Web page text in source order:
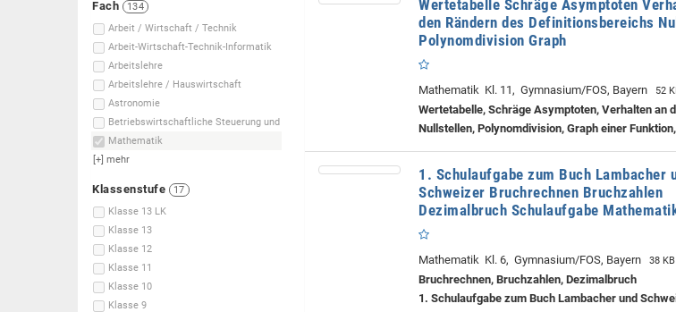
Fach
134
Arbeit / Wirtschaft / Technik
Arbeit-Wirtschaft-Technik-Informatik
Arbeitslehre
Arbeitslehre / Hauswirtschaft
Astronomie
Betriebswirtschaftliche Steuerung und
Mathematik
[+] mehr
Klassenstufe
17
Klasse 13 LK
Klasse 13
Klasse 12
Klasse 11
Klasse 10
Klasse 9
Wertetabelle Schräge Asymptoten
den Rändern des Definitionsbereichs
Polynomdivision Graph
Mathematik Kl. 11, Gymnasium/FOS, Bayern 52
Wertetabelle, Schräge Asymptoten, Verhalten an
Nullstellen, Polynomdivision, Graph einer
1. Schulaufgabe zum Buch Lambacher
Schweizer Bruchrechnen Bruchzahlen
Dezimalbruch Schulaufgabe
Mathematik Kl. 6, Gymnasium/FOS, Bayern 38 KB
Bruchrechnen, Bruchzahlen, Dezimalbruch
1. Schulaufgabe zum Buch Lambacher und